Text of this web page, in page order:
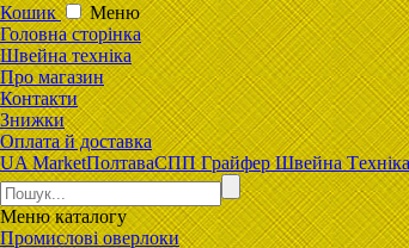
Кошик
Меню
Головна сторiнка
Швейна техніка
Про магазин
Контакти
Знижки
Оплата й доставка
UA MarketПолтаваCПП Гpaйфep Швeйна Тexнiка
Менюкаталогу
Промислові оверлоки